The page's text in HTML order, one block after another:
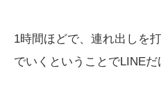
1時間ほどで、連れ出しを
でいくということでLINEだ